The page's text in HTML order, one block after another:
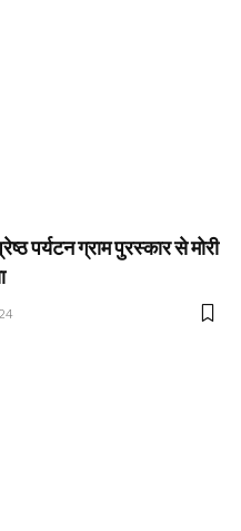
पर्यटन ग्राम पुरस्कार से मोरी